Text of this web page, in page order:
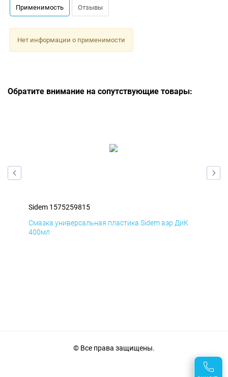
Применимость Отзывы
Нет информации о применимости
Обратите внимание на сопутствующие товары:
Sidem 1575259815
Смазка универсальная пластика Sidem аэр ДиК
400мл
© Все права защищены.